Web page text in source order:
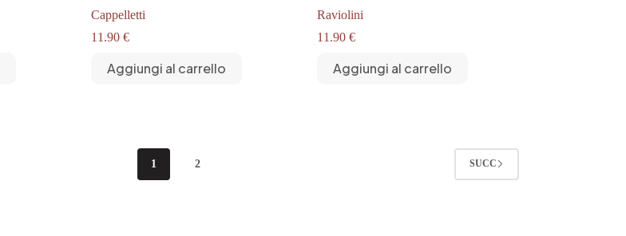
Cappelletti
11.90 €
Aggiungi al carrello
Raviolini
11.90 €
Aggiungi al carrello
1 2 SUCC